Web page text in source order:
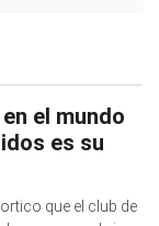
el mundo
es su
que el club de